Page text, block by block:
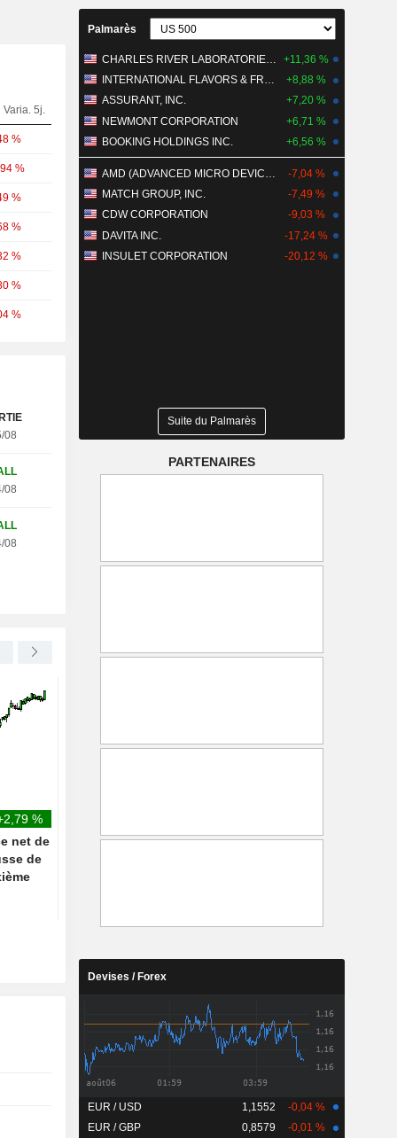
Varia. 5j.
%
%
%
%
%
%
%
WC25V (+27.68%)
08
08
08
%
net de
de
plombée par Samsung et SK
une troisième baisse
Palmarès
CHARLES RIVER LABORATORIES INTERNATIONAL, INC.
+11,36 %
INTERNATIONAL FLAVORS & FRAGRANCES INC.
+8,88 %
ASSURANT, INC.
+7,20 %
NEWMONT CORPORATION
+6,71 %
BOOKING HOLDINGS INC.
+6,56 %
AMD (ADVANCED MICRO DEVICES)
-7,04 %
MATCH GROUP, INC.
-7,49 %
CDW CORPORATION
-9,03 %
DAVITA INC.
-17,24 %
INSULET CORPORATION
-20,12 %
Suite du Palmarès
PARTENAIRES
Devises / Forex
EUR / USD 1,1552
-0,04 %
EUR / GBP
0,8579 -0,01 %